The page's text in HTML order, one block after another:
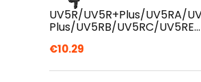
UV5R/UV5R+Plus/UV5RA/
Plus/UV5RB/UV5RC/UV5RE…
€10.29